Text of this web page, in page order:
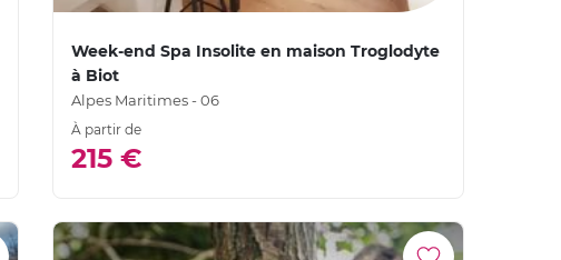
Week-end Spa Insolite en maison Troglodyte
à Biot
Alpes Maritimes - 06
À partir de
215 €